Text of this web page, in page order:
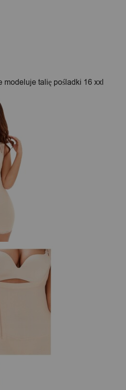
modeluje talię pośladki 16 xxl